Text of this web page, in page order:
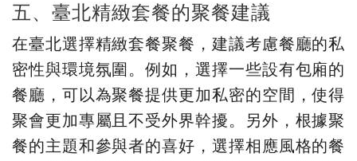
五、臺北精緻套餐的聚餐建議
在臺北選擇精緻套餐聚餐，建議考慮餐廳的私
密性與環境氛圍。例如，選擇一些設有包廂的
餐廳，可以為聚餐提供更加私密的空間，使得
聚會更加專屬且不受外界幹擾。另外，根據聚
餐的主題和參與者的喜好，選擇相應風格的餐